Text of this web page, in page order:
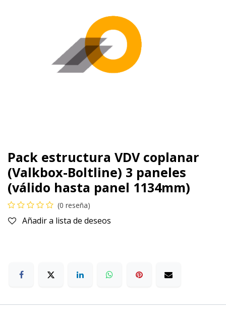
Pack estructura VDV coplanar
(Valkbox-Boltline) 3 paneles
(válido hasta panel 1134mm)
(0 reseña)
Añadir a lista de deseos